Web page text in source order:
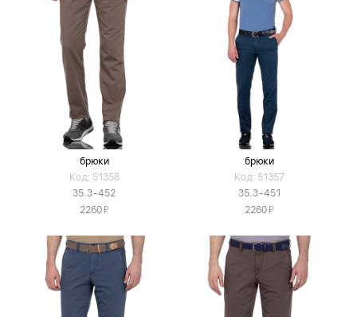
брюки
Код: 51358
35.3-452
2260Я
брюки
Код: 51357
35.3-451
2260Я